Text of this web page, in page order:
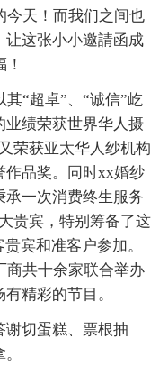
今天！而我们之间也
让这张小小邀請函成
“超卓”、“诚信”屹
业绩荣获世界华人摄
荣获亚太华人纱机构
作品奖。同时xx婚纱
一次消费终生服务
贵宾，特别筹备了这
宾和准客户参加。
商共十余家联合举办
精彩的节目。
谢切蛋糕、票根抽